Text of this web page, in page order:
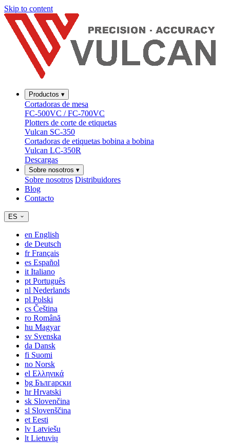
Skip to content
Productos ▾
Cortadoras de mesa
FC-500VC / FC-700VC
Plotters de corte de etiquetas
Vulcan SC-350
Cortadoras de etiquetas bobina a bobina
Vulcan LC-350R
Descargas
Sobre nosotros ▾
Sobre nosotros Distribuidores
Blog
Contacto
ES
en English
de Deutsch
frFrançais
es Español
it Italiano
pt Português
nl Nederlands
pl Polski
cs Čeština
ro Română
hu Magyar
sv Svenska
da Dansk
fi Suomi
no Norsk
el Ελληνικά
bg Български
hrHrvatski
sk Slovenčina
sl Slovenščina
et Eesti
lv Latviešu
lt Lietuvių